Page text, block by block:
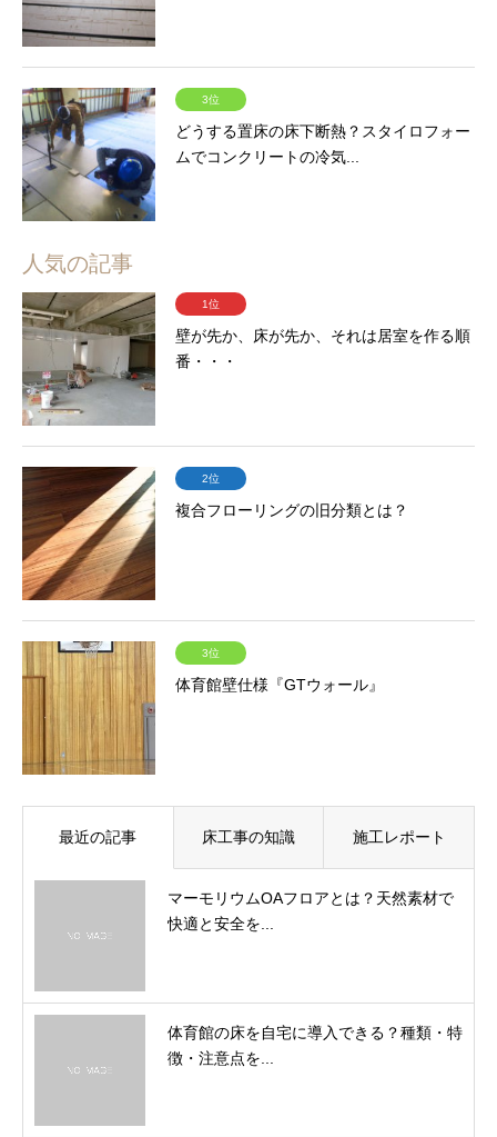
3位
どうする置床の床下断熱？スタイロフォー
ムでコンクリートの冷気...
人気の記事
1位
壁が先か、床が先か、それは居室を作る順
番・・・
2位
複合フローリングの旧分類とは？
3位
体育館壁仕様『GTウォール』
最近の記事 床工事の知識 施工レポート
マーモリウムOAフロアとは？天然素材で
快適と安全を...
体育館の床を自宅に導入できる？種類・特
徴・注意点を...